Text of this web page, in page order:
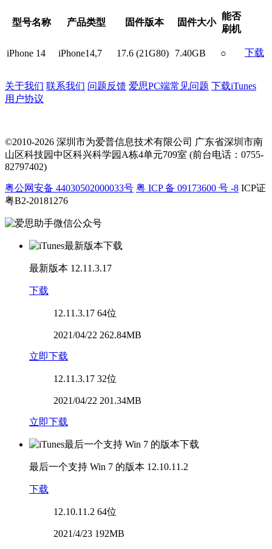
型号名称 产品类型 固件版本 固件大小
能否
刷机
iPhone 14 iPhone14,7 17.6 (21G80) 7.40GB ○ 下载
关于我们 联系我们 问题反馈 爱思PC端常见问题 下载iTunes
用户协议
©2010-2026 深圳市为爱普信息技术有限公司 广东省深圳市南
山区科技园中区科兴科学园A栋4单元709室 (前台电话：0755-
82797402)
粤公网安备 44030502000033号 粤 ICP 备 09173600 号 -8 ICP证
粤B2-20181276
最新版本 12.11.3.17
下载
12.11.3.17 64位
2021/04/22 262.84MB
立即下载
12.11.3.17 32位
2021/04/22 201.34MB
立即下载
最后一个支持 Win 7 的版本 12.10.11.2
下载
12.10.11.2 64位
2021/4/23 192MB